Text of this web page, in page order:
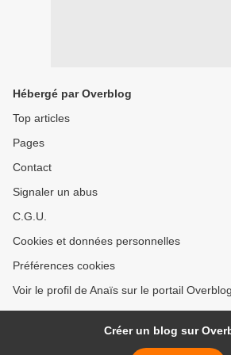
Hébergé par Overblog
Top articles
Pages
Contact
Signaler un abus
C.G.U.
Cookies et données personnelles
Préférences cookies
Voir le profil de Anaïs sur le portail Overblog
Créer un blog sur